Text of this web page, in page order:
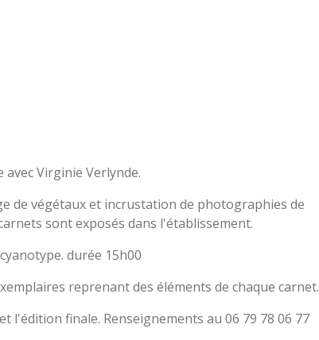
Virginie Verlynde.
de végétaux et incrustation de photographies de
sont exposés dans l'établissement.
durée 15h00
reprenant des éléments de chaque carnet.
l'édition finale. Renseignements au 06 79 78 06 77